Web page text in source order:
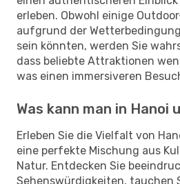
erleben. Obwohl einige
aufgrund der
sein könnten, werden Sie
dass beliebte Attraktionen
was einen immersiveren
Was kann man in Hanoi
Erleben Sie die Vielfalt von
eine perfekte Mischung aus
Natur. Entdecken Sie
Sehenswürdigkeiten, tauchen